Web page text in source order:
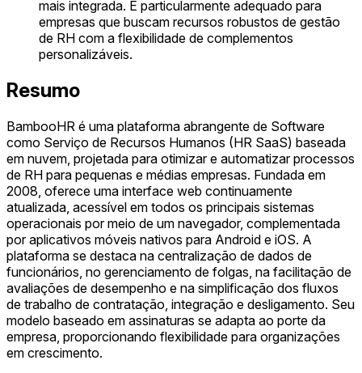
mais integrada. É particularmente adequado para
empresas que buscam recursos robustos de gestão
de RH com a flexibilidade de complementos
personalizáveis.
Resumo
BambooHR é uma plataforma abrangente de Software
como Serviço de Recursos Humanos (HR SaaS) baseada
em nuvem, projetada para otimizar e automatizar processos
de RH para pequenas e médias empresas. Fundada em
2008, oferece uma interface web continuamente
atualizada, acessível em todos os principais sistemas
operacionais por meio de um navegador, complementada
por aplicativos móveis nativos para Android e iOS. A
plataforma se destaca na centralização de dados de
funcionários, no gerenciamento de folgas, na facilitação de
avaliações de desempenho e na simplificação dos fluxos
de trabalho de contratação, integração e desligamento. Seu
modelo baseado em assinaturas se adapta ao porte da
empresa, proporcionando flexibilidade para organizações
em crescimento.